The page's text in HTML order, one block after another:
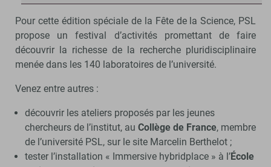
Pour cette édition spéciale de la Fête de la Science, PSL
propose un festival d’activités promettant de faire
découvrir la richesse de la recherche pluridisciplinaire
menée dans les 140 laboratoires de l’université.
Venez entre autres :
découvrir les ateliers proposés par les jeunes
chercheurs de l’institut, au Collège de France, membre
de l’université PSL, sur le site Marcelin Berthelot ;
tester l’installation « Immersive hybridplace » à l’École